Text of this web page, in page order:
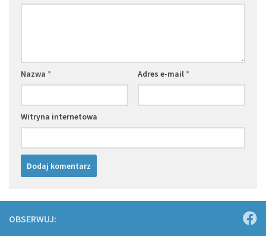
Nazwa * Adres e-mail*
Witryna internetowa
OBSERWUJ: